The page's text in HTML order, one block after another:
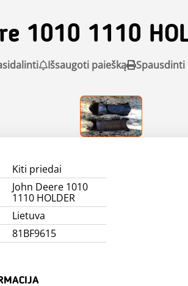
1010 1110
Išsaugoti paiešką Spausdinti
Kiti priedai
John Deere 1010
1110 HOLDER
Lietuva
81BF9615